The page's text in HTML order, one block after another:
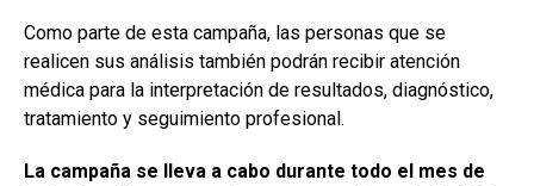
Como parte de esta campaña, las personas que se
realicen sus análisis también podrán recibir atención
médica para la interpretación de resultados, diagnóstico,
tratamiento y seguimiento profesional.
La campaña se lleva a cabo durante todo el mes de